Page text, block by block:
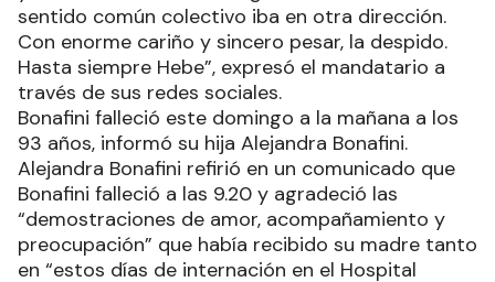
sentido común colectivo iba en otra dirección.
Con enorme cariño y sincero pesar, la despido.
Hasta siempre Hebe”, expresó el mandatario a
través de sus redes sociales.
Bonafini falleció este domingo a la mañana a los
93 años, informó su hija Alejandra Bonafini.
Alejandra Bonafini refirió en un comunicado que
Bonafini falleció a las 9.20 y agradeció las
“demostraciones de amor, acompañamiento y
preocupación” que había recibido su madre tanto
en “estos días de internación en el Hospital